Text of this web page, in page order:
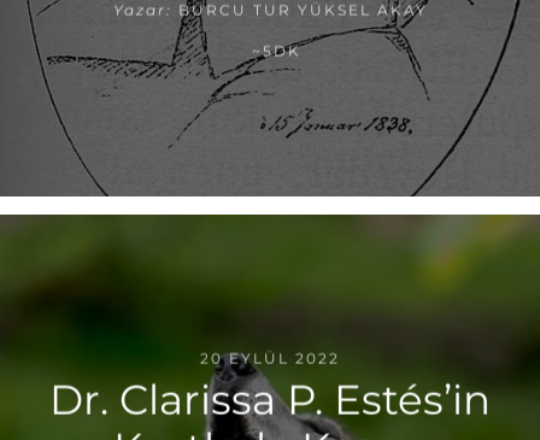
Yazar: BURCU TUR YÜKSEL AKAY
~5DK
20 EYLÜL 2022
Dr. Clarissa P. Estés’in